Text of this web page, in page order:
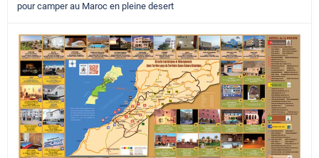
pour camper au Maroc en pleine desert